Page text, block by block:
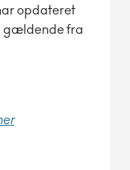
opdateret
gældende fra